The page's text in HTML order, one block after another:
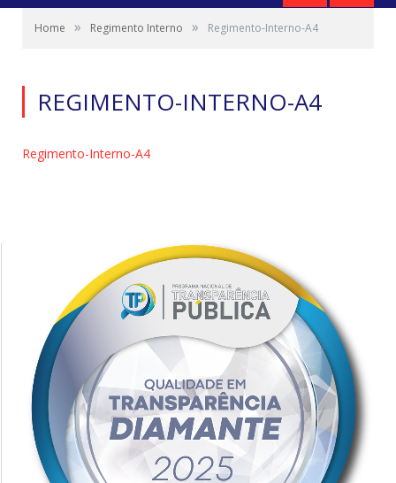
Home » Regimento Interno » Regimento-Interno-A4
REGIMENTO-INTERNO-A4
Regimento-Interno-A4